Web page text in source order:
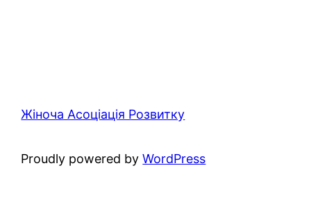
Жіноча Асоціація Розвитку
Proudly powered byWordPress